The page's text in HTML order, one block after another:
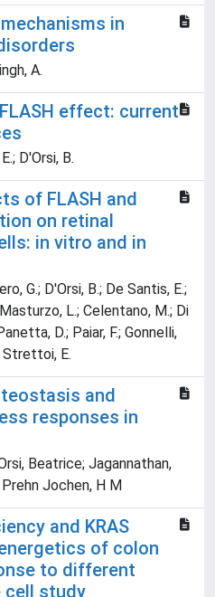
in
A.
effect: current
D'Orsi, B.
of FLASH and
on retinal
in vitro and in
G.; D'Orsi, B.; De Santis, E.;
L.; Celentano, M.; Di
D.; Paiar, F.; Gonnelli,
Strettoi, E.
and
responses in
Beatrice; Jagannathan,
Jochen, H M
and KRAS
of colon
to different
cell study